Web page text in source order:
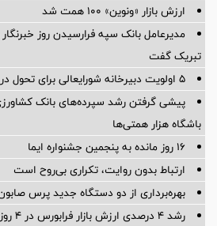
ارزش بازار «ونوین» 100 همت شد
مدیرعامل بانک سپه فرارسیدن روز
تبریک گفت
5 اولویت دبیرخانه شورایعالی برای تحول در مناطق آزاد
پیشی گرفتن رشد سپرده‌های بانک
باشگاه هزار همتی‌ها
16 روز مانده به پنجمین جشنواره ایما
ارتباط بدون روایت، تکراری بی‌روح است
بهره‌برداری از دو دستگاه جدید پرس
رشد ۴ درصدی ارزش بازار فرابورس در ۴ روز معاملاتی